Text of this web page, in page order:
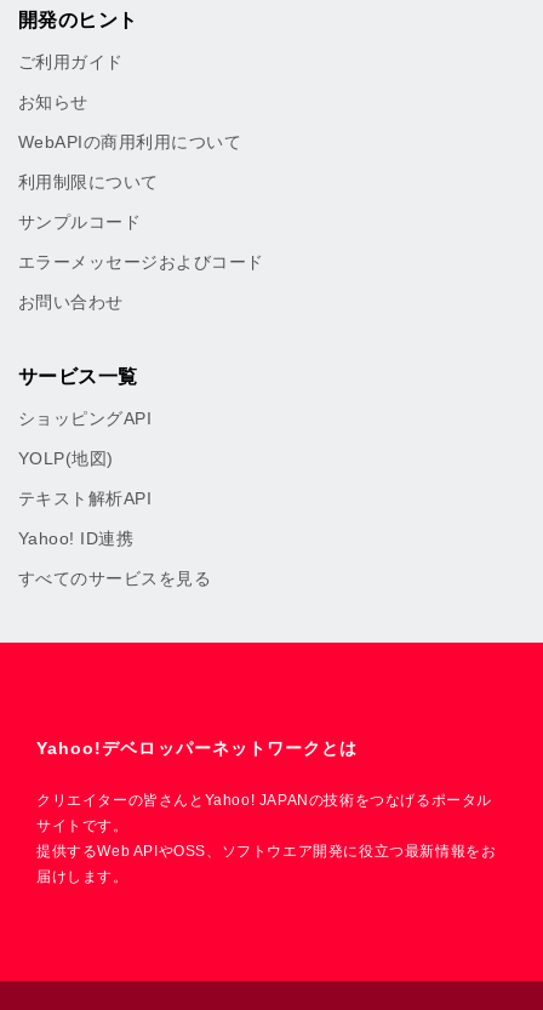
開発のヒント
ご利用ガイド
お知らせ
WebAPIの商用利用について
利用制限について
サンプルコード
エラーメッセージおよびコード
お問い合わせ
サービス一覧
ショッピングAPI
YOLP(地図)
テキスト解析API
Yahoo! ID連携
すべてのサービスを見る
Yahoo!デベロッパーネットワークとは
クリエイターの皆さんとYahoo! JAPANの技術をつなげるポータル
サイトです。
提供するWeb APIやOSS、ソフトウエア開発に役立つ最新情報をお
届けします。